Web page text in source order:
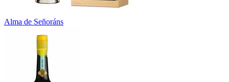
Alma de Señoráns